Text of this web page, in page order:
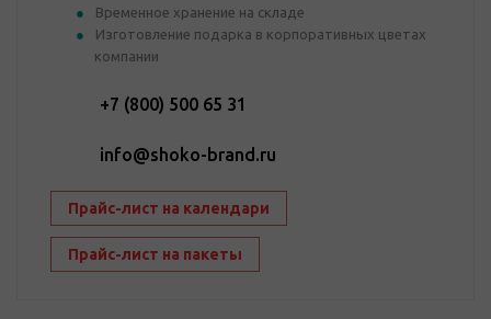
Временное хранение на складе
Изготовление подарка в корпоративных цветах
компании
+7 (800) 500 65 31
info@shoko-brand.ru
Прайс-лист на календари
Прайс-лист на пакеты